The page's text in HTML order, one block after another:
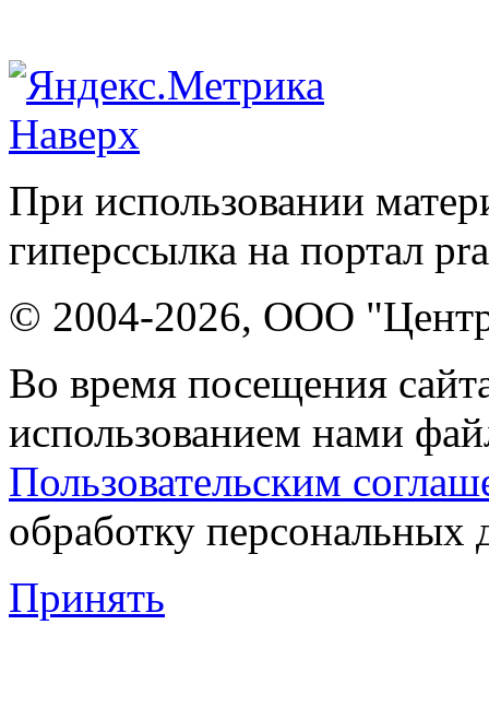
Наверх
При использовании
гиперссылка на портал
© 2004-2026, ООО "Центр
Во время посещения
использованием нами
Пользовательским
обработку персональных
Принять